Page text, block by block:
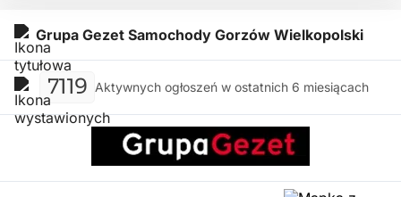
Grupa Gezet Samochody Gorzów Wielkopolski
7119 Aktywnych ogłoszeń w ostatnich 6 miesiącach